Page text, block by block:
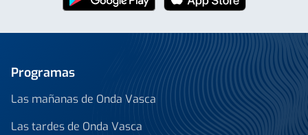
Programas
Las mañanas de Onda Vasca
Las tardes de Onda Vasca